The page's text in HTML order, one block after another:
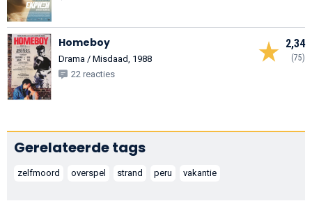
2,34
(75)
Homeboy
Drama / Misdaad, 1988
22 reacties
Gerelateerde tags
zelfmoord overspel strand peru vakantie